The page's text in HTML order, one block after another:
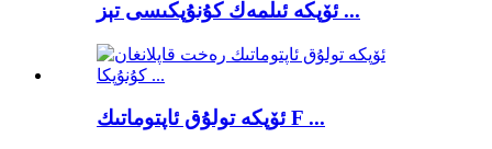
ئۆپكە ئىلمەك كۇنۇپكىسى تېز ...
ئۆپكە تولۇق ئاپتوماتىك F ...